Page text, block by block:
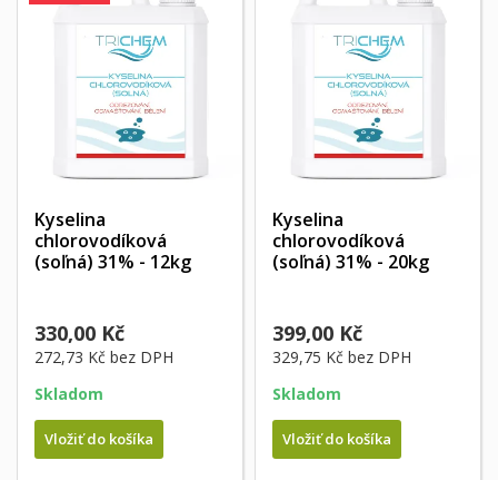
Kyselina
chlorovodíková
(soľná) 31% - 12kg
330,00 Kč
272,73 Kč bez DPH
Skladom
Vložiť do košíka
Kyselina
chlorovodíková
(soľná) 31% - 20kg
399,00 Kč
329,75 Kč bez DPH
Skladom
Vložiť do košíka